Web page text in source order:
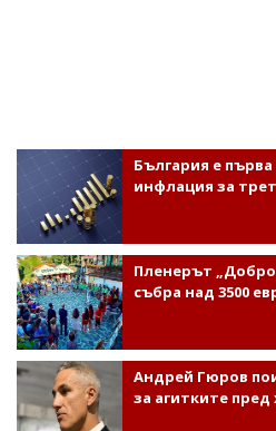
България е
инфлация за
Пленерът
събра над 3500
Андрей Гюров
за агитките пред